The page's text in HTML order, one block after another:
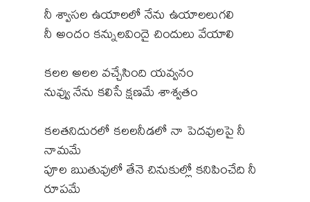
నీ శ్వాసల ఉయాలలో నేను ఉయాలలుగలి
నీ అందం కన్నులవిందై చిందులు వేయాలి
కలల అలల వచ్చేసింది యవ్వనం
నువ్వు నేను కలిసే క్షణమే శాశ్వతం
కలతనిదురలో కలలనీడలో నా పెదవులపై నీ
నామమే
పూల ఋతువులో తేనె చినుకుల్లో కనిపించేది నీ
రూపమే